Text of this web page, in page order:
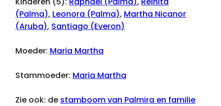
(Palma), Leonora (Palma), Martha Nicanor
(Aruba), Santiago (Everon)
Moeder: Maria Martha
Stammoeder: Maria Martha
Zie ook: de stamboom van Palmira en familie